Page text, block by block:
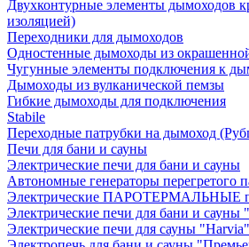
Двухконтурные элементы дымоходов
изоляцией)
Переходники для дымоходов
Одностенные дымоходы из
Чугунные элементы подключения к
Дымоходы из вулканической пемзы
Гибкие дымоходы для подключения
Stabile
Переходные патрубки на дымоход
Печи для бани и сауны
Электрические печи для бани и сауны
Автономные генераторы
Электрические ПАРОТЕРМАЛЬНЫЕ
Электрические печи для бани и сауны
Электрические печи для сауны "Harvia"